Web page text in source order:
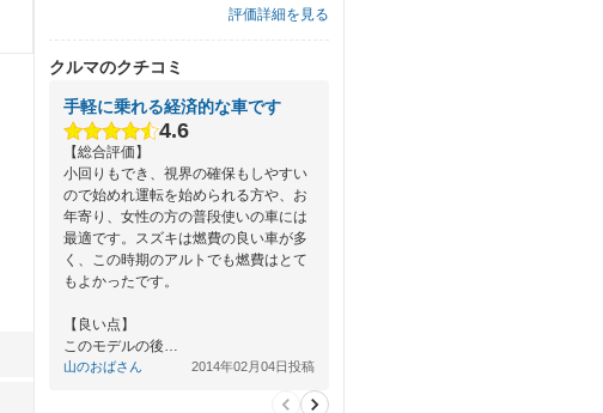
評価詳細を見る
クルマのクチコミ
手軽に乗れる経済的な車です
4.6
【総合評価】
小回りもでき、視界の確保もしやすい
ので始めれ運転を始められる方や、お
年寄り、女性の方の普段使いの車には
最適です。スズキは燃費の良い車が多
く、この時期のアルトでも燃費はとて
もよかったです。
【良い点】
このモデルの後…
山のおばさん 2014年02月04日投稿